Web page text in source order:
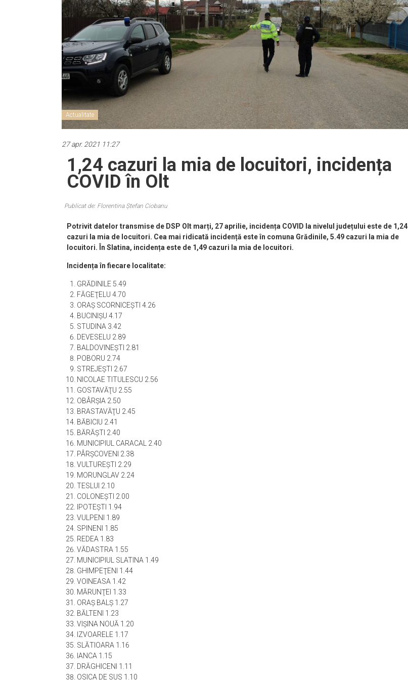
Actualitate
27 apr. 2021 11:27
1,24 cazuri la mia de locuitori, incidența
COVID în Olt
Publicat de: Florentina Ștefan Ciobanu
Potrivit datelor transmise de DSP Olt marți, 27 aprilie, incidența COVID la nivelul județului este de 1,24
cazuri la mia de locuitori. Cea mai ridicată incidență este în comuna Grădinile, 5.49 cazuri la mia de
locuitori. În Slatina, incidența este de 1,49 cazuri la mia de locuitori.
Incidența în fiecare localitate:
GRĂDINILE 5.49
FĂGEŢELU 4.70
ORAŞ SCORNICEŞTI 4.26
BUCINIŞU 4.17
STUDINA 3.42
DEVESELU 2.89
BALDOVINEŞTI 2.81
POBORU 2.74
STREJEŞTI 2.67
NICOLAE TITULESCU 2.56
GOSTAVĂŢU 2.55
OBÂRŞIA 2.50
BRASTAVĂŢU 2.45
BĂBICIU 2.41
BĂRĂŞTI 2.40
MUNICIPIUL CARACAL 2.40
PÂRŞCOVENI 2.38
VULTUREŞTI 2.29
MORUNGLAV 2.24
TESLUI 2.10
COLONEŞTI 2.00
IPOTEŞTI 1.94
VULPENI 1.89
SPINENI 1.85
REDEA 1.83
VĂDASTRA 1.55
MUNICIPIUL SLATINA 1.49
GHIMPEŢENI 1.44
VOINEASA 1.42
MĂRUNŢEI 1.33
ORAŞ BALŞ 1.27
BĂLTENI 1.23
VIŞINA NOUĂ 1.20
IZVOARELE 1.17
SLĂTIOARA 1.16
IANCA 1.15
DRĂGHICENI 1.11
OSICA DE SUS 1.10